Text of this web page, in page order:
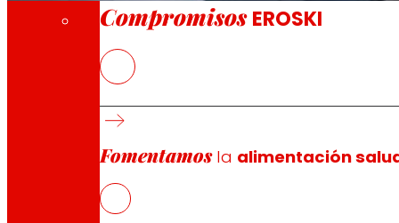
Compromisos EROSKI
Fomentamosla alimentación
La nueva tienda franquiciada ofrece a los
EROSKI mantiene el ritmo de aperturas
La cooperativa mantiene su convenio de
los autónomos